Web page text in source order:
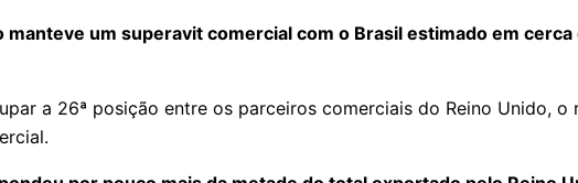
um superavit comercial com o Brasil estimado em
a 26ª posição entre os parceiros comerciais do Reino Unido,